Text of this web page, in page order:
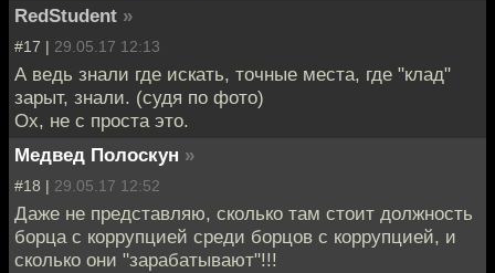
RedStudent »
#17 | 29.05.17 12:13
А ведь знали где искать, точные места, где "клад"
зарыт, знали. (судя по фото)
Ох, не с проста это.
Медвед Полоскун »
#18 | 29.05.17 12:52
Даже не представляю, сколько там стоит должность
борца с коррупцией среди борцов с коррупцией, и
сколько они "зарабатывают"!!!